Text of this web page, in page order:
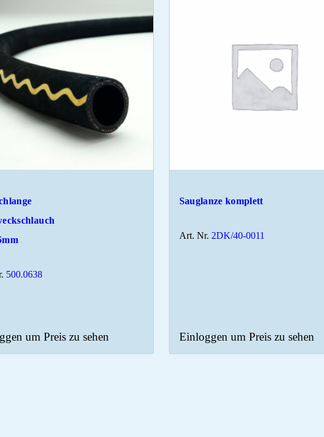
500.0638
um Preis zu sehen
Sauglanze komplett
Art. Nr. 2DK/40-0011
Einloggen um Preis zu sehen